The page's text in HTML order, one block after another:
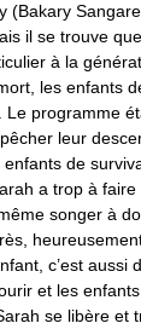
(Bakary
il se trouve
à la
les enfants
programme
leur
de
a trop à
songer à
c’est aussi
et les
se libère et